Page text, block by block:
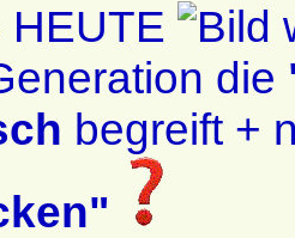
HEUTE
die
begreift +